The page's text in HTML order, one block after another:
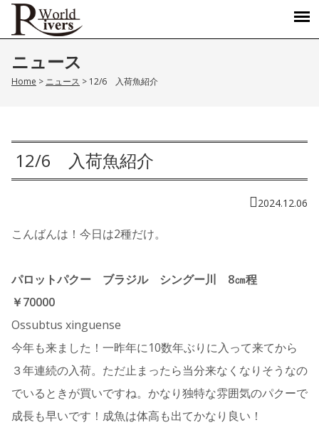
ニュース
Home > ニュース > 12/6 入荷魚紹介
12/6 入荷魚紹介
2024.12.06
こんばんは！今日は2種だけ。
パロットパクー ブラジル シングー川 8㎝程
￥70000
Ossubtus xinguense
今年も来ました！一昨年に10数年ぶりに入って来てから
３年連続の入荷。ただ止まったら当分来なくなりそうなの
でいるときが買いですね。かなり独特な雰囲気のパクーで
成長も早いです！成魚は体高も出てかなり良い！